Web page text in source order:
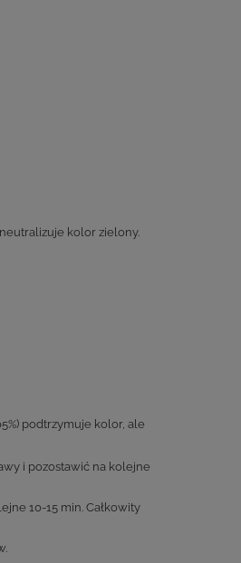
kolor zielony.
podtrzymuje kolor, ale
i pozostawić na kolejne
10-15 min. Całkowity